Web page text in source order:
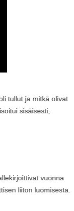
tullut ja mitkä olivat
sisäisesti,
vuonna
liiton luomisesta.